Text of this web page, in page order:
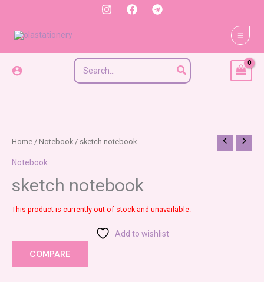
content
Search
for:
Home / Notebook / sketch notebook
Notebook
sketch notebook
This product is currently out of stock and unavailable.
Add to wishlist
COMPARE